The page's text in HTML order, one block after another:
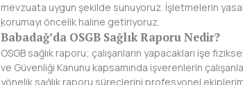
mevzuata uygun şekilde sunuyoruz. İşletmelerin yasal
korumayı öncelik haline getiriyoruz.
Babadağ’da OSGB Sağlık Raporu Nedir?
OSGB sağlık raporu; çalışanların yapacakları işe
ve Güvenliği Kanunu kapsamında işverenlerin
yönelik sağlık raporu süreçlerini profesyonel